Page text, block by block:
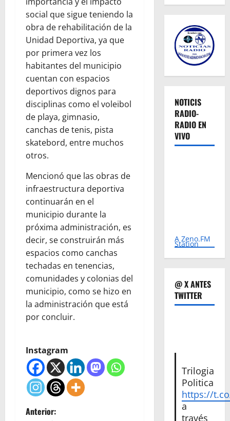
social que sigue teniendo la
obra de rehabilitación de la
Unidad Deportiva, ya que
por primera vez los
habitantes del municipio
cuentan con espacios
deportivos dignos para
disciplinas como el voleibol
de playa, gimnasio,
canchas de tenis, pista
skatebord, entre muchos
otros.
Mencionó que las obras de
infraestructura deportiva
continuarán en el
municipio durante la
próxima administración, es
decir, se construirán más
espacios como canchas
techadas en tenencias,
comunidades y colonias del
municipio, como se hizo en
la administración que está
por concluir.
Instagram
N
Anterior:
NOTICIS
RADIO-
RADIO EN
VIVO
A Zeno.FM
Station
@ X ANTES
TWITTER
Trilogia
Politica
https://
a
través